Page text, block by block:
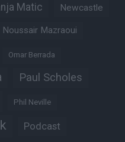
Matic Newcastle
Noussair Mazraoui
Omar Berrada
Paul Scholes
Phil Neville
Podcast